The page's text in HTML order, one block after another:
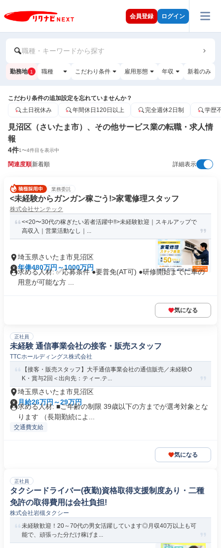
会員登録 ログイン
職種・キーワードから探す
勤務地 1 職種 こだわり条件 雇用形態 年収 新着のみ
こだわり条件の追加設定を忘れていませんか？
土日祝休み
年間休日120日以上 完全週休2日制 学歴
見沼区（さいたま市）、その他サービス業の転職・求人情
報
4件1〜4件目を表示中
関連度順新着順 詳細表示
業務委託
<未経験からガンガン稼ごう!>家電修理スタッフ
株式会社サンテック
<<20〜30代の稼ぎたい若者活躍中!!>未経験歓迎｜スキルアップで
高収入｜営業活動なし｜...
埼玉県さいたま市見沼区
年俸480万円～1000万円
求める人材: ✅️応募条件 ●要普免(AT可) ●研修開始までに車の
用意が可能な方 ...
気になる
正社員
未経験 通信事業会社の接客・販売スタッフ
TTCホールディングス株式会社
【接客・販売スタッフ】大手通信事業会社の通信販売／未経験O
K・賞与2回＜出向先：ティー.テ...
埼玉県さいたま市見沼区
月給26万円～29万円
求める人材: ■ご年齢の制限 39歳以下の方までが選考対象とな
ります （長期勤続によ...
交通費支給
気になる
正社員
タクシードライバー(夜勤)資格取得支援制度あり・二種
免許の取得費用は会社負担!
株式会社岩槻タクシー
未経験歓迎！20～70代の男女活躍しています◎月収40万以上も可
能で、頑張った分だけ稼げま...